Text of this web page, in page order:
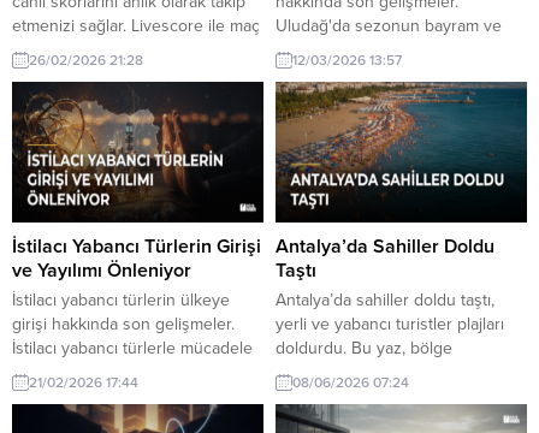
etmenizi sağlar. Livescore ile maç
sonuçlarını hızlı ve güvenilir bir
şekilde öğrenebilirsiniz.
26/02/2026 21:28
Uludağ'da sezonun bayram ve
ara tatille zirvede kapanması
bekleniyor. Tatilciler, bu fırsatı
değerlendirmek için hazırlık
yapıyor.
12/03/2026 13:57
İstilacı Yabancı Türlerin Girişi
ve Yayılımı Önleniyor
İstilacı yabancı türlerin ülkeye
girişi hakkında son gelişmeler.
İstilacı yabancı türlerle mücadele
için yeni tedbirler devreye
alınıyor. Hükümet, çevre ve
ekonomi üzerindeki olumsuz
21/02/2026 17:44
Antalya’da Sahiller Doldu
Taştı
Antalya’da sahiller doldu taştı,
yerli ve yabancı turistler plajları
doldurdu. Bu yaz, bölge
turizminin canlandığı
gözlemleniyor.
08/06/2026 07:24